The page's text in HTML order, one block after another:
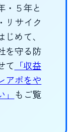
・５年と
リサイク
めて、
を守る防
て 「収益
アポをや
もご覧